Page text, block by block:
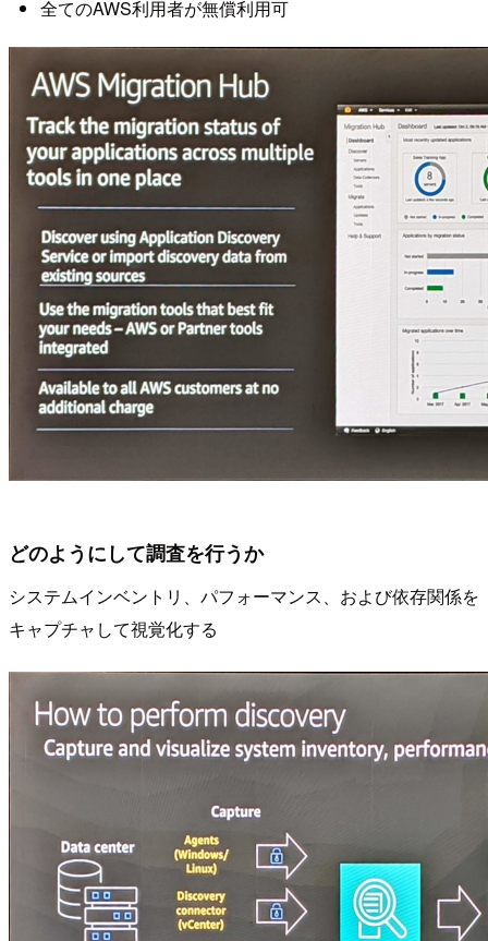
全てのAWS利用者が無償利用可
どのようにして調査を行うか
システムインベントリ、パフォーマンス、および依存関係を
キャプチャして視覚化する